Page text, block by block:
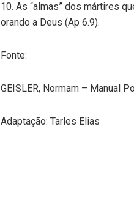
10. As “almas” dos mártires
orando a Deus (Ap 6.9).
Fonte:
GEISLER, Normam – Manual
Adaptação: Tarles Elias